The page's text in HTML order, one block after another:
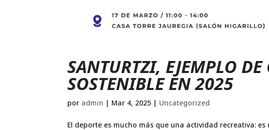
SANTURTZI, EJEMPLO
SOSTENIBLE EN 2025
por admin | Mar 4, 2025 | Uncategorized
El deporte es mucho más que una actividad recreativa: